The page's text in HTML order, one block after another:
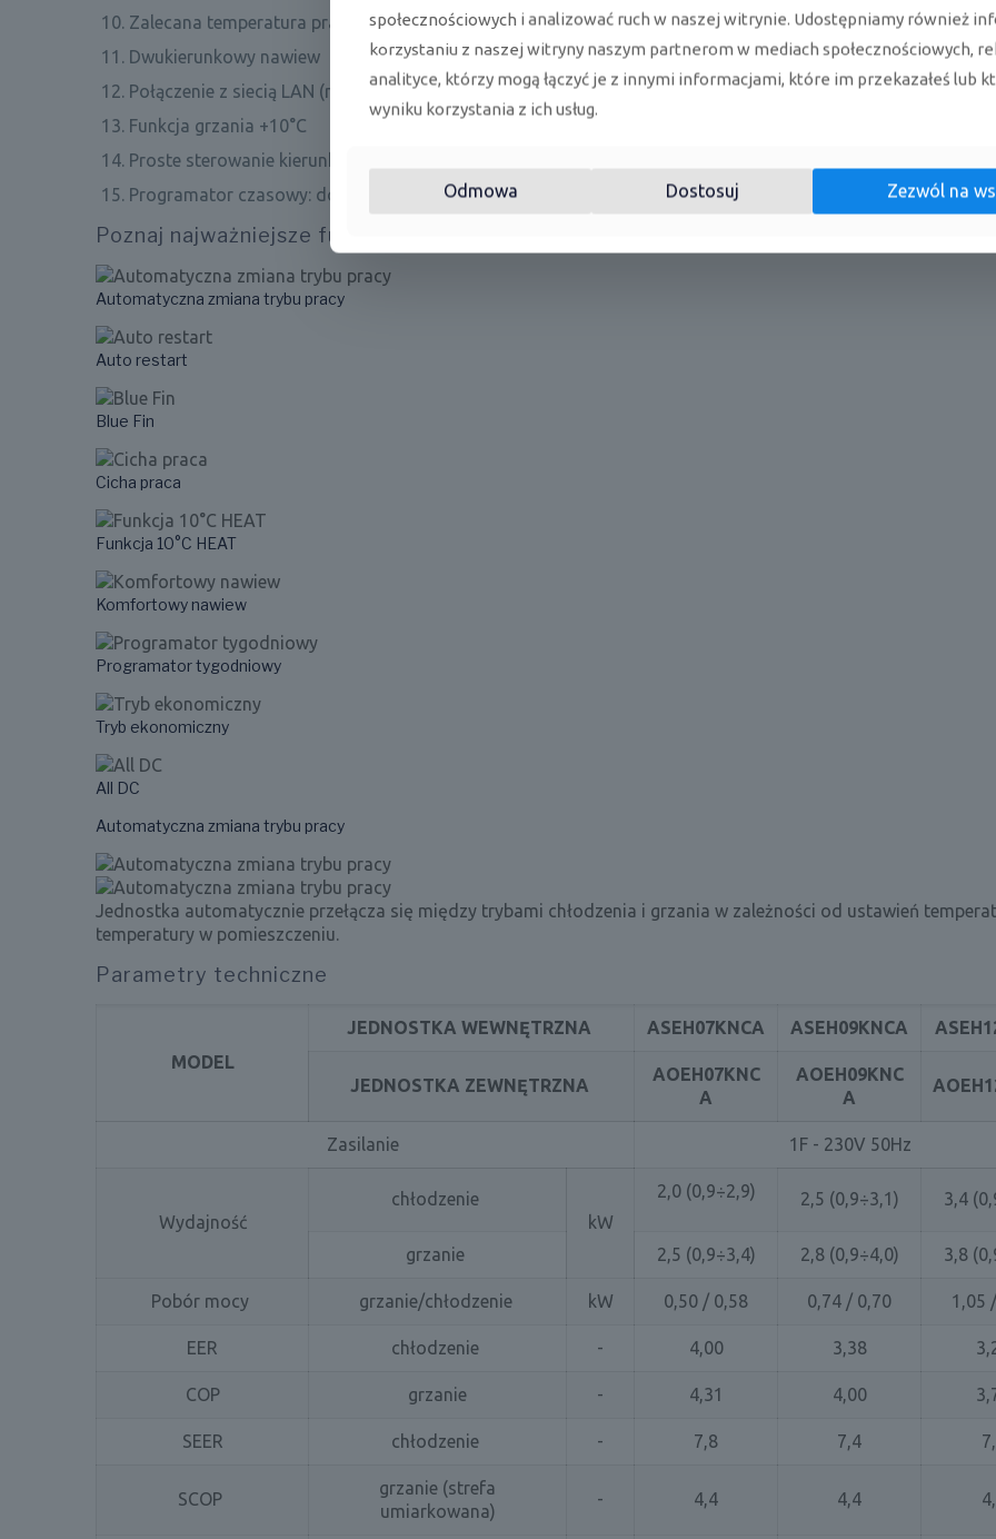
Zalecana temperatura pracy dla trybu grzania: - 15÷24°C
Dwukierunkowy nawiew
Połączenie z siecią LAN (moduł Wi-Fi)
Funkcja grzania +10°C
Proste sterowanie kierunkiem wypływu powietrza z pilota
Programator czasowy: dobowy, okresowy
Poznaj najważniejsze funkcje
Automatyczna zmiana trybu pracy
Auto restart
Blue Fin
Cicha praca
Funkcja 10°C HEAT
Komfortowy nawiew
Programator tygodniowy
Tryb ekonomiczny
All DC
Automatyczna zmiana trybu pracy
Jednostka automatycznie przełącza się między trybami chłodzenia i grzania w zależności od ustawień
temperatury w pomieszczeniu.
Parametry techniczne
MODEL
JEDNOSTKA WEWNĘTRZNA ASEH07KNCA ASEH09KNCA
JEDNOSTKA ZEWNĘTRZNA
AOEH07KNC
A
AOEH09KNC
A
Zasilanie 1F - 230V 50Hz
Wydajność
chłodzenie
kW
2,0 (0,9÷2,9) 2,5 (0,9÷3,1) 3,4
grzanie 2,5 (0,9÷3,4) 2,8 (0,9÷4,0) 3,8
Pobór mocy grzanie/chłodzenie kW 0,50 / 0,58 0,74 / 0,70 1,05
EER chłodzenie - 4,00 3,38
COP grzanie - 4,31 4,00
SEER chłodzenie - 7,8 7,4
SCOP
grzanie (strefa
umiarkowana)
- 4,4 4,4
społecznościowych i analizować ruch w naszej witrynie. Udostępniamy również
korzystaniu z naszej witryny naszym partnerom w mediach społecznościowych,
analityce, którzy mogą łączyć je z innymi informacjami, które im przekazałeś lub
wyniku korzystania z ich usług.
Odmowa Dostosuj Zezwól na